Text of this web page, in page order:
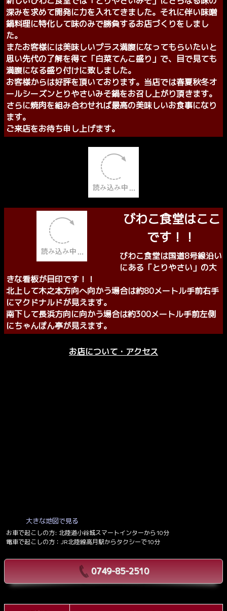
びわこ食堂社長の「田尻」です。
皆様には日頃からご愛顧頂き誠にありがとう
ございます。
先代が作り出した「元祖とりやさいみそ」の味を継承して
広く皆様にお届けできる様に日々努力をいたします。今後
ともびわこ食堂への応援をよろしくお願い申し上げます。
さて、平成元年に当地長浜市高月へ店舗を移動しました。
新しいびわこ食堂では「とりやさいみそ」にさらなる味の
深みを求めて開発に力を入れてきました。それに伴い味噌
鍋料理に特化して味のみで勝負するお店づくりをしまし
た。
またお客様には美味しいプラス満腹になってもらいたいと
思い先代の了解を得て「白菜てんこ盛り」で、目で見ても
満腹になる盛り付けに致しました。
お客様からは好評を頂いております。当店では春夏秋冬オ
ールシーズンとりやさいみそ鍋をお召し上がり頂きます。
ご来店をお待ち申し上げます。
びわこ食堂はここ
です！！
びわこ食堂は国道8号線沿い